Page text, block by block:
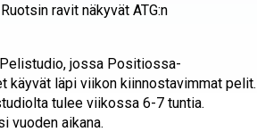
ravit näkyvät ATG:n
jossa Positiossa-
käyvät läpi viikon kiinnostavimmat pelit.
tulee viikossa 6-7 tuntia.
vuoden aikana.